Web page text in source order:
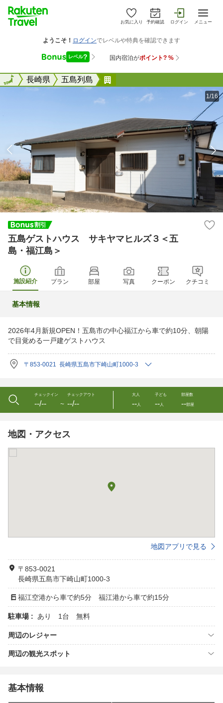
お気に入り 予約確認 ログイン メニュー
全国長崎県 五島列島
全国
1/16
五島ゲストハウス サキヤマヒルズ３＜五
島・福江島＞
施設紹介 プラン 部屋 写真 クーポン クチコミ
基本情報
2026年4月新規OPEN！五島市の中心福江から車で約10分、朝陽
で目覚める一戸建ゲストハウス
〒853-0021 長崎県五島市下崎山町1000-3
チェックイン
--/-- 〜
チェックアウト
--/--
大人
--人
子ども
--人
部屋数
--部屋
地図・アクセス
地図アプリで見る
〒853-0021
長崎県五島市下崎山町1000-3
福江空港から車で約5分 福江港から車で約15分
駐車場 : あり 1台 無料
周辺のレジャー
周辺の観光スポット
基本情報